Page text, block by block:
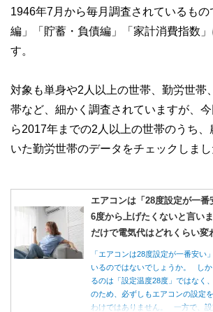
1946年7月から毎月調査されているもの
編」「貯蓄・負債編」「家計消費指数
す。
対象も単身や2人以上の世帯、勤労世帯
帯など、細かく調査されていますが、
ら2017年までの2人以上の世帯のうち
いた勤労世帯のデータをチェックしまし
エアコンは「28度設定が一
6度から上げたくないと言い
だけで電気代はどれくらい変
「エアコンは28度設定が一番安い
いるのではないでしょうか。 し
るのは「設定温度28度」ではなく
のため、必ずしもエアコンの設定
わけではありません。 一方で、